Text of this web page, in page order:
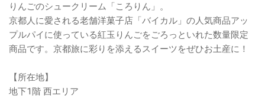
りんごのシュークリーム「ころりん」。
京都人に愛される老舗洋菓子店「バイカル」の人気商品アッ
プルパイに使っている紅玉りんごをごろっといれた数量限定
商品です。京都旅に彩りを添えるスイーツをぜひお土産に！
【所在地】
地下1階 西エリア